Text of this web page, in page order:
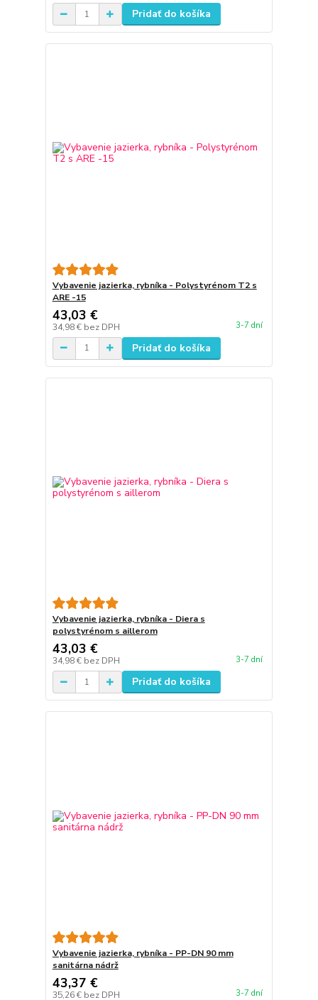
Pridať do košíka
Vybavenie jazierka, rybníka - Polystyrénom T2 s
ARE -15
43,03 €
34,98 € bez DPH 3-7 dní
Pridať do košíka
Vybavenie jazierka, rybníka - Diera s
polystyrénom s aillerom
43,03 €
34,98 € bez DPH 3-7 dní
Pridať do košíka
Vybavenie jazierka, rybníka - PP-DN 90 mm
sanitárna nádrž
43,37 €
35,26 € bez DPH 3-7 dní